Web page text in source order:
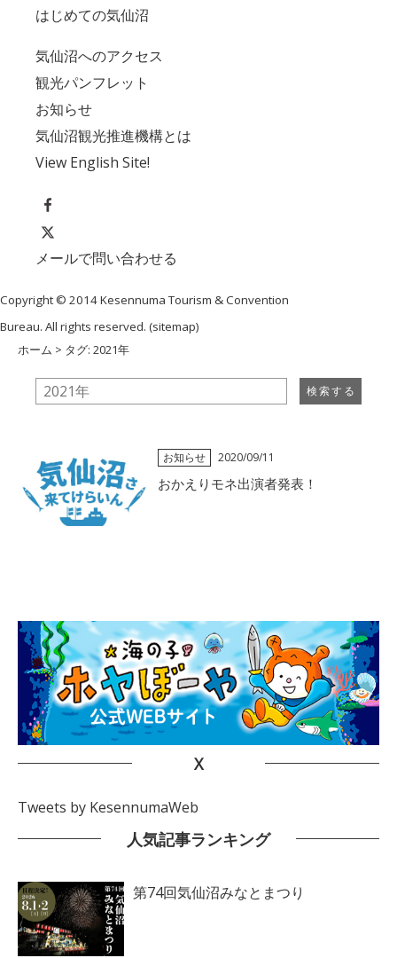
はじめての気仙沼
気仙沼へのアクセス
観光パンフレット
お知らせ
気仙沼観光推進機構とは
View English Site!
メールで問い合わせる
Copyright © 2014 Kesennuma Tourism & Convention
Bureau. All rights reserved. (sitemap)
ホーム > タグ: 2021年
お知らせ 2020/09/11
おかえりモネ出演者発表！
X
Tweets by KesennumaWeb
人気記事ランキング
第74回気仙沼みなとまつり